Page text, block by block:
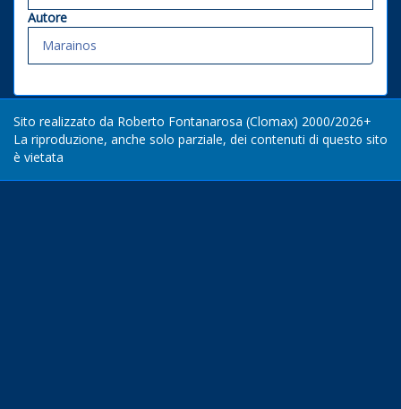
Autore
Marainos
Sito realizzato da Roberto Fontanarosa (Clomax) 2000/2026+
La riproduzione, anche solo parziale, dei contenuti di questo sito
è vietata